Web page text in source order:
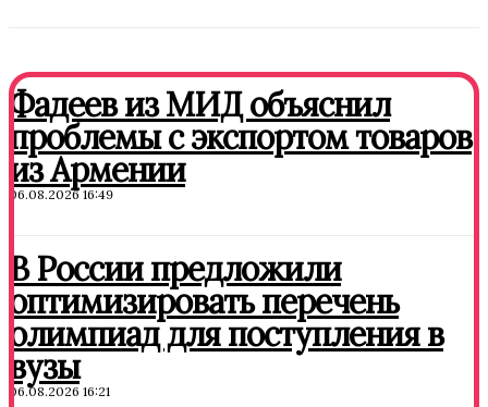
Фадеев из МИД объяснил
проблемы с экспортом товаров
из Армении
06.08.2026 16:49
В России предложили
оптимизировать перечень
олимпиад для поступления в
вузы
06.08.2026 16:21